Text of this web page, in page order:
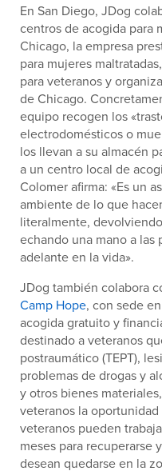
En San Diego, JDog
centros de acogida para
Chicago, la empresa
para mujeres
para veteranos y
de Chicago.
equipo recogen los
electrodomésticos o
los llevan a su almacén
a un centro local de
Colomer afirma: «Es un
ambiente de lo que
literalmente,
echando una mano a las
adelante en la vida».
JDog también colabora
Camp Hope, con sede
acogida gratuito y
destinado a veteranos
postraumático (TEPT),
problemas de drogas y
y otros bienes
veteranos la
veteranos pueden
meses para recuperarse
desean quedarse en la